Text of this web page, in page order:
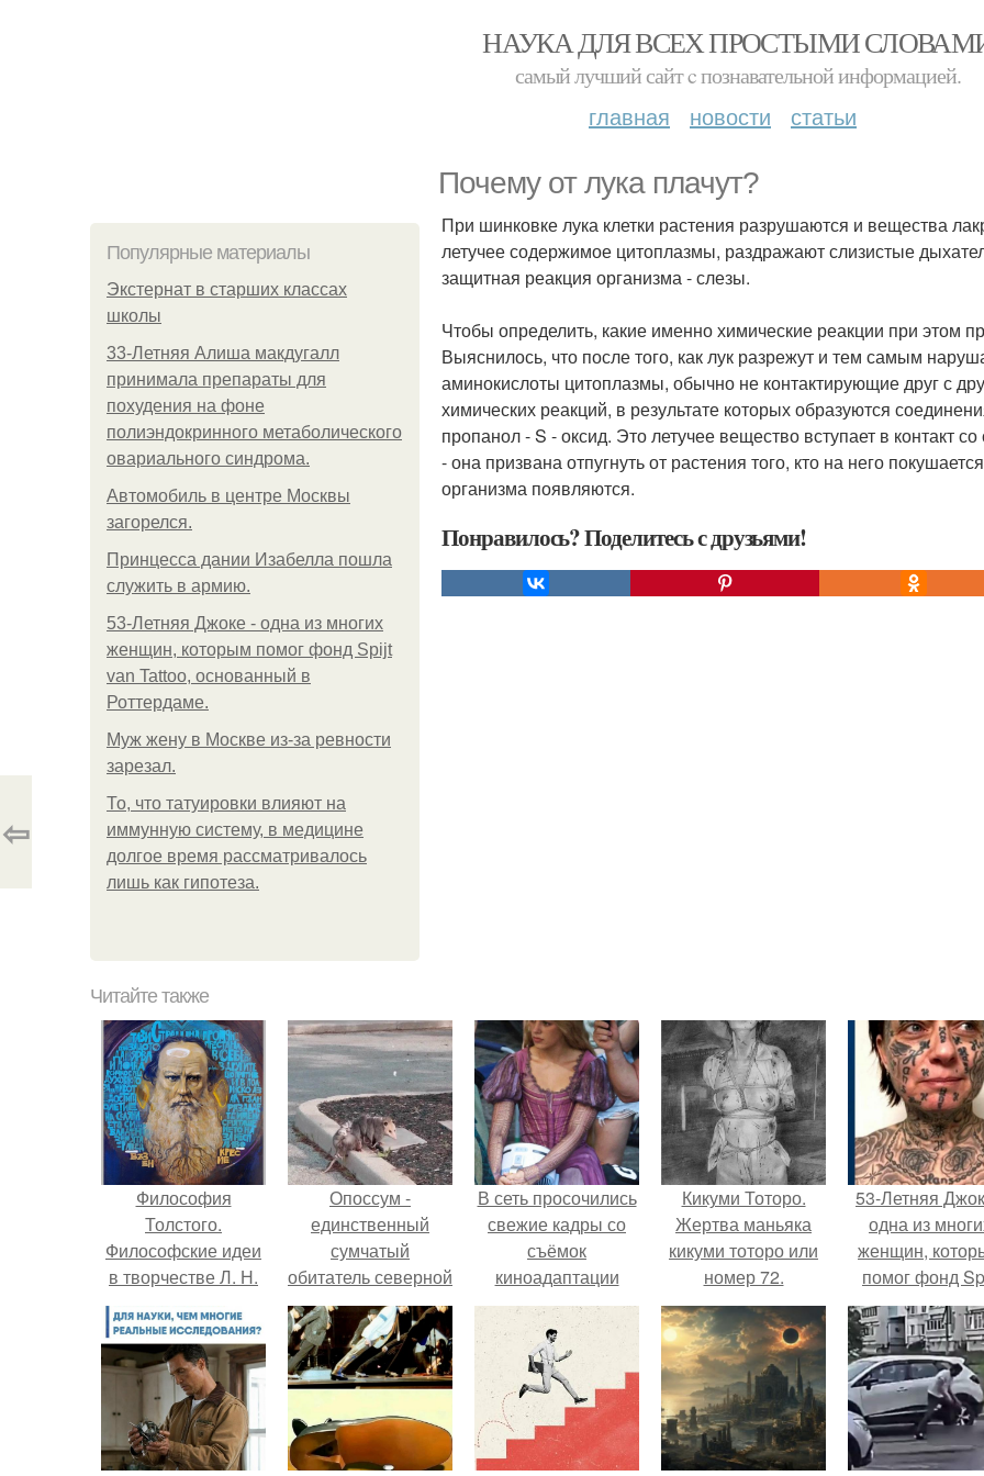
НАУКА ДЛЯ ВСЕХ ПРОСТЫМИ
самый лучший сайт c познавательной информацией.
главная новости статьи
Почему от лука плачут?
Популярные материалы
Экстернат в старших классах
школы
33-Летняя Алиша макдугалл
принимала препараты для
похудения на фоне
полиэндокринного метаболического
овариального синдрома.
Автомобиль в центре Москвы
загорелся.
Принцесса дании Изабелла пошла
служить в армию.
53-Летняя Джоке - одна из многих
женщин, которым помог фонд Spijt
van Tattoo, основанный в
Роттердаме.
Mуж жену в Москве из-за ревности
зарезал.
То, что татуировки влияют на
иммунную систему, в медицине
долгое время рассматривалось
лишь как гипотеза.
При шинковке лука клетки растения разрушаются и вещества
летучее содержимое цитоплазмы, раздражают слизистые
защитная реакция организма - слезы.
Чтобы определить, какие именно химические реакции при этом
Выяснилось, что после того, как лук разрежут и тем самым
аминокислоты цитоплазмы, обычно не контактирующие друг с
химических реакций, в результате которых образуются
пропанол - S - оксид. Это летучее вещество вступает в контакт
- она призвана отпугнуть от растения того, кто на него
организма появляются.
Понравилось? Поделитесь с друзьями!
⇦
Читайте также
Философия
Толстого.
Философские идеи
в творчестве Л. Н.
Опоссум -
единственный
сумчатый
обитатель северной
америки.
В сеть просочились
свежие кадры со
съёмок
киноадаптации
"Рапунцель", и всё
внимание
моментально
оказалось
приковано к Тиган
крофт.
Кикуми Тоторо.
Жертва маньяка
кикуми тоторо или
номер 72.
53-Летняя
одна из
женщин,
помог фонд
van Tattoo,
основанный
Роттердаме.